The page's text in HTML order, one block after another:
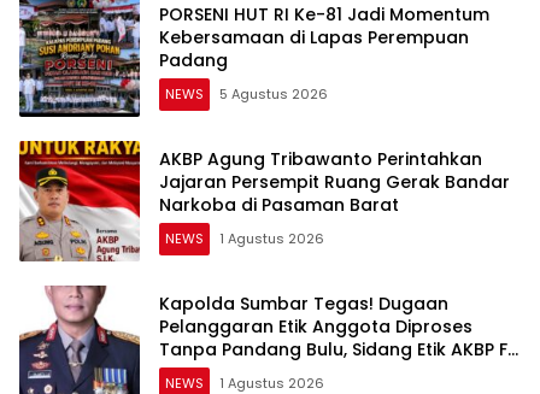
PORSENI HUT RI Ke-81 Jadi Momentum
Kebersamaan di Lapas Perempuan
Padang
NEWS 5 Agustus 2026
AKBP Agung Tribawanto Perintahkan
Jajaran Persempit Ruang Gerak Bandar
Narkoba di Pasaman Barat
NEWS 1 Agustus 2026
Kapolda Sumbar Tegas! Dugaan
Pelanggaran Etik Anggota Diproses
Tanpa Pandang Bulu, Sidang Etik AKBP F
Dipercepat
NEWS 1 Agustus 2026